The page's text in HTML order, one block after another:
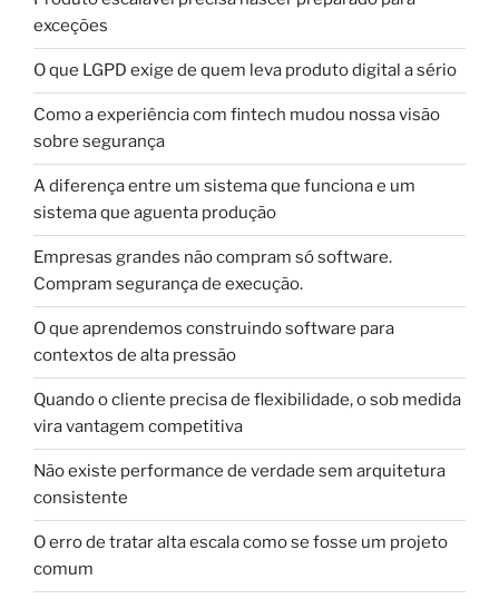
exceções
O que LGPD exige de quem leva produto digital a sério
Como a experiência com fintech mudou nossa visão
sobre segurança
A diferença entre um sistema que funciona e um
sistema que aguenta produção
Empresas grandes não compram só software.
Compram segurança de execução.
O que aprendemos construindo software para
contextos de alta pressão
Quando o cliente precisa de flexibilidade, o sob medida
vira vantagem competitiva
Não existe performance de verdade sem arquitetura
consistente
O erro de tratar alta escala como se fosse um projeto
comum